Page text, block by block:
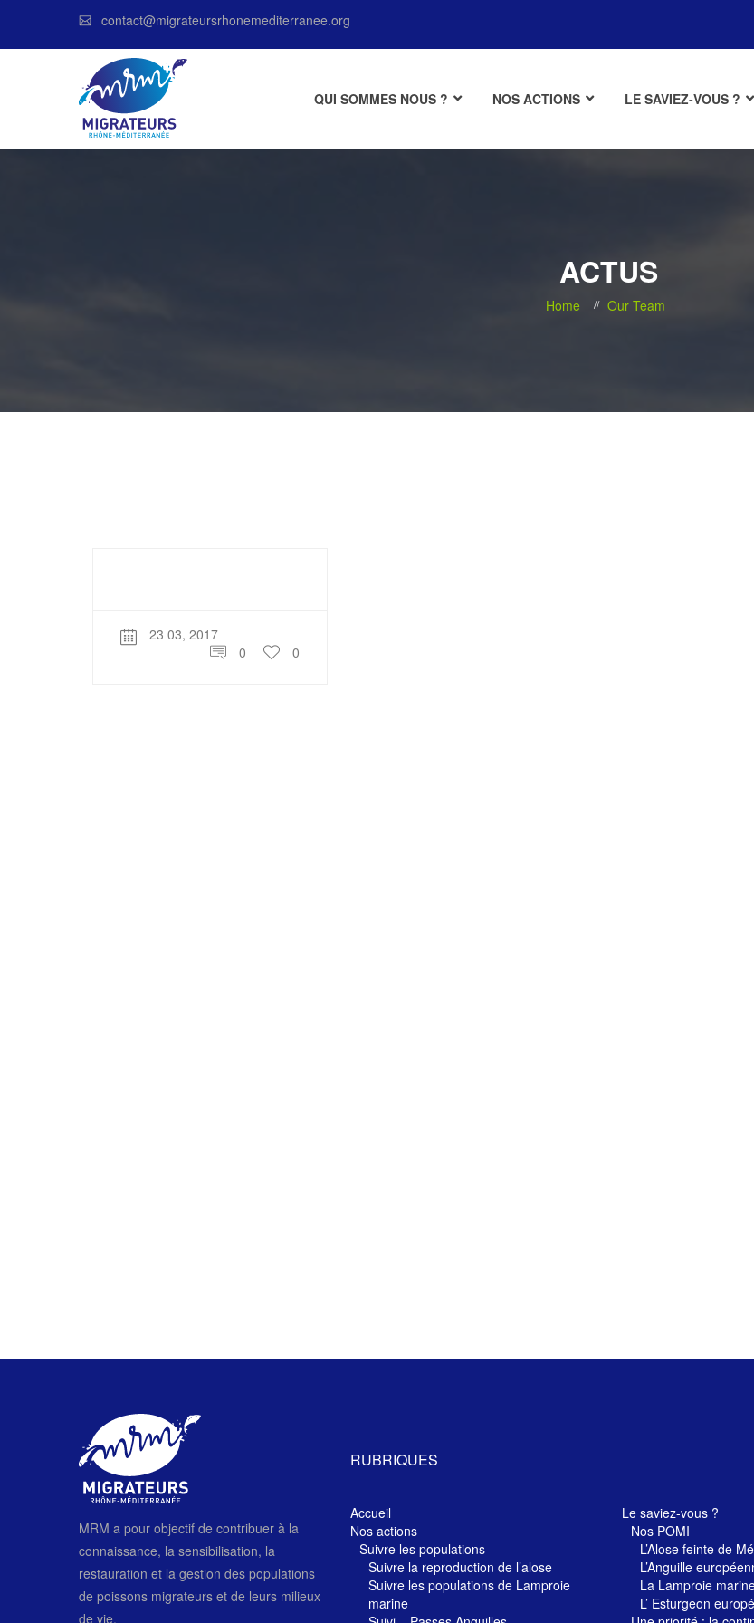
contact@migrateursrhonemediterranee.org
QUI SOMMES NOUS ? NOS ACTIONS LE SAVIEZ-VOUS ?
ACTUS
Home Our Team
23 03, 2017
0
0
MRM a pour objectif de contribuer à la
connaissance, la sensibilisation, la
restauration et la gestion des populations
de poissons migrateurs et de leurs milieux
de vie.
RUBRIQUES
Accueil
Nos actions
Suivre les populations
Suivre la reproduction de l’alose
Suivre les populations de Lamproie
marine
Le saviez-vous ?
Nos POMI
L’Alose feinte de
L’Anguille
La Lamproie
L’ Esturgeon